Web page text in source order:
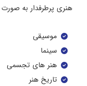
هنری پرطرفدار به
موسیقی
سینما
هنر های تجسمی
تاریخ هنر